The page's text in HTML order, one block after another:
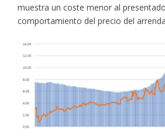
muestra un coste menor al
comportamiento del precio del